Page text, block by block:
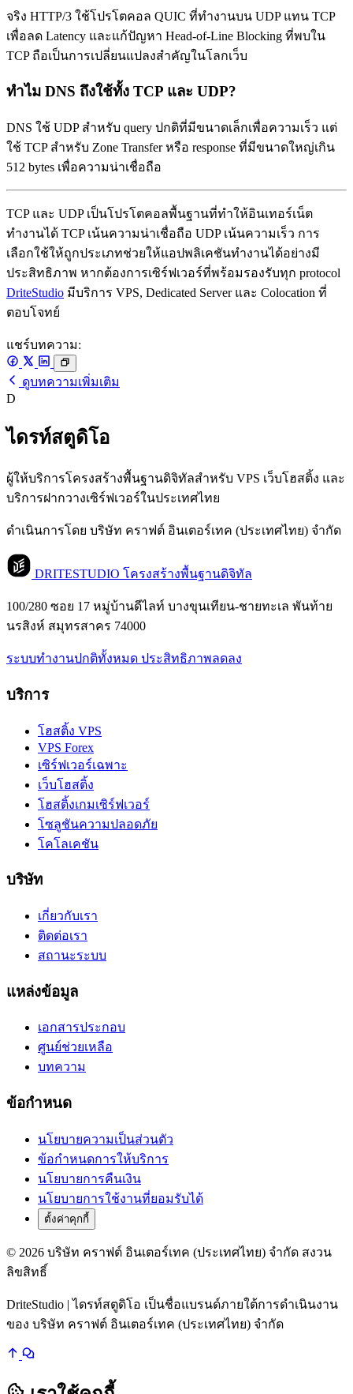
จริง HTTP/3 ใช้โปรโตคอล QUIC ที่ทำงานบน UDP แทน TCP
เพื่อลด Latency และแก้ปัญหา Head-of-Line Blocking ที่พบใน
TCP ถือเป็นการเปลี่ยนแปลงสำคัญในโลกเว็บ
ทำไม DNS ถึงใช้ทั้ง TCP และ UDP?
DNS ใช้ UDP สำหรับ query ปกติที่มีขนาดเล็กเพื่อความเร็ว แต่
ใช้ TCP สำหรับ Zone Transfer หรือ response ที่มีขนาดใหญ่เกิน
512 bytes เพื่อความน่าเชื่อถือ
TCP และ UDP เป็นโปรโตคอลพื้นฐานที่ทำให้อินเทอร์เน็ต
ทำงานได้ TCP เน้นความน่าเชื่อถือ UDP เน้นความเร็ว การ
เลือกใช้ให้ถูกประเภทช่วยให้แอปพลิเคชันทำงานได้อย่างมี
ประสิทธิภาพ หากต้องการเซิร์ฟเวอร์ที่พร้อมรองรับทุก protocol
DriteStudio มีบริการ VPS, Dedicated Server และ Colocation ที่
ตอบโจทย์
แชร์บทความ:
ดูบทความเพิ่มเติม
D
ไดรท์สตูดิโอ
ผู้ให้บริการโครงสร้างพื้นฐานดิจิทัลสำหรับ VPS เว็บโฮสติ้ง และ
บริการฝากวางเซิร์ฟเวอร์ในประเทศไทย
ดำเนินการโดย บริษัท คราฟต์ อินเตอร์เทค (ประเทศไทย) จำกัด
DRITESTUDIO โครงสร้างพื้นฐานดิจิทัล
100/280 ซอย 17 หมู่บ้านดีไลท์ บางขุนเทียน-ชายทะเล พันท้าย
นรสิงห์ สมุทรสาคร 74000
ระบบทำงานปกติทั้งหมด ประสิทธิภาพลดลง
บริการ
โฮสติ้ง VPS
VPS Forex
เซิร์ฟเวอร์เฉพาะ
เว็บโฮสติ้ง
โฮสติ้งเกมเซิร์ฟเวอร์
โซลูชันความปลอดภัย
โคโลเคชัน
บริษัท
เกี่ยวกับเรา
ติดต่อเรา
สถานะระบบ
แหล่งข้อมูล
เอกสารประกอบ
ศูนย์ช่วยเหลือ
บทความ
ข้อกำหนด
นโยบายความเป็นส่วนตัว
ข้อกำหนดการให้บริการ
นโยบายการคืนเงิน
นโยบายการใช้งานที่ยอมรับได้
ตั้งค่าคุกกี้
© 2026 บริษัท คราฟต์ อินเตอร์เทค (ประเทศไทย) จำกัด สงวน
ลิขสิทธิ์
DriteStudio | ไดรท์สตูดิโอ เป็นชื่อแบรนด์ภายใต้การดำเนินงาน
ของ บริษัท คราฟต์ อินเตอร์เทค (ประเทศไทย) จำกัด